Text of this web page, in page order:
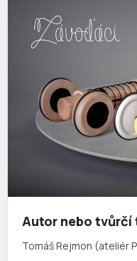
Autor nebo tvůrčí
Tomáš Rejmon (ateliér